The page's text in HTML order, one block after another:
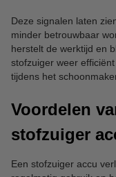
Deze signalen laten
minder betrouwbaar
herstelt de werktijd en
stofzuiger weer
tijdens het
Voordelen
stofzuiger
Een stofzuiger accu